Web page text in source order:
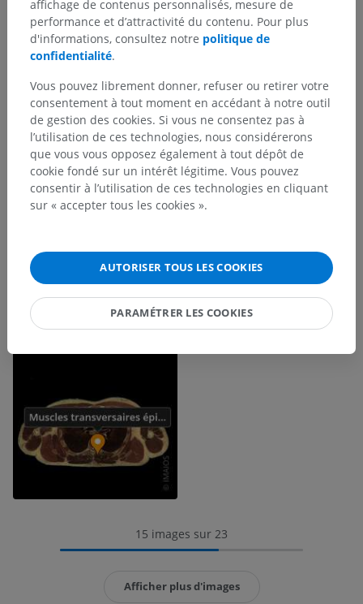
15 images sur 23
Afficher plus d'images
affichage de contenus personnalisés, mesure de
performance et d’attractivité du contenu. Pour plus
d'informations, consultez notre politique de
confidentialité.
Vous pouvez librement donner, refuser ou retirer votre
consentement à tout moment en accédant à notre outil
de gestion des cookies. Si vous ne consentez pas à
l’utilisation de ces technologies, nous considérerons
que vous vous opposez également à tout dépôt de
cookie fondé sur un intérêt légitime. Vous pouvez
consentir à l’utilisation de ces technologies en cliquant
sur « accepter tous les cookies ».
AUTORISER TOUS LES COOKIES
PARAMÉTRER LES COOKIES